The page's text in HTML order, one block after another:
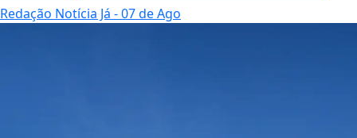
Redação Notícia Já - 07 de Ago